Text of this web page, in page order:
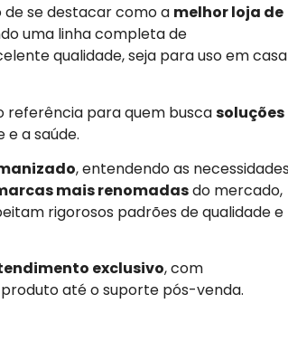
se destacar como a melhor loja de
uma linha completa de
qualidade, seja para uso em casa
referência para quem buscasoluções
a saúde.
, entendendo as necessidades
mais renomadasdo mercado,
rigorosos padrões de qualidade e
exclusivo, com
até o suporte pós-venda.